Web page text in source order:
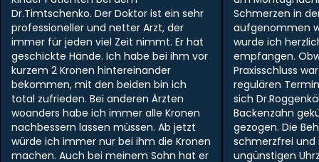
Dr.Timtschenko. Der Doktor ist ein sehr
professioneller und netter Arzt, der
immer für jeden viel Zeit nimmt. Er hat
geschickte Hände. Ich habe bei ihm vor
kurzem 2 Kronen hintereinander
bekommen, mit den beiden bin ich
total zufrieden. Bei anderen Ärzten
woanders habe ich immer alle Kronen
nachbessern lassen müssen. Ab jetzt
würde ich immer nur bei ihm die Kronen
machen. Auch bei meinem Sohn hat er
Schmerzen in
aufgenommen
wurde ich
empfangen.
Praxisschluss
regulären
sich
Backenzahn
gezogen. Die
schmerzfrei
ungünstigen